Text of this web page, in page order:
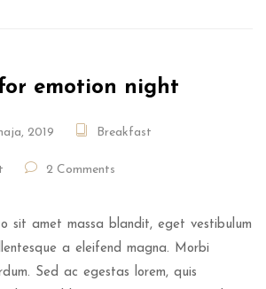
emotion night
2019 Breakfast
2 Comments
sit amet massa blandit, eget vestibulum
a eleifend magna. Morbi
Sed ac egestas lorem, quis